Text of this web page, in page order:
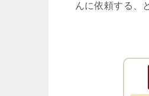
んに依頼する、